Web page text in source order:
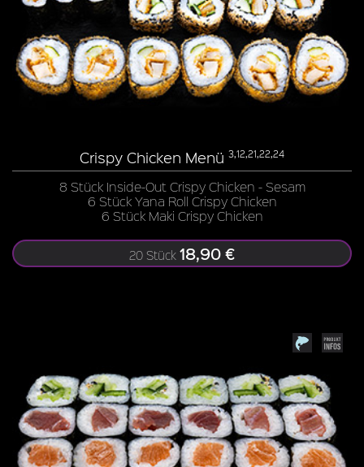
Crispy Chicken Menü 3,12,21,22,24
8 Stück Inside-Out Crispy Chicken - Sesam
6 Stück Yana Roll Crispy Chicken
6 Stück Maki Crispy Chicken
20 Stück 18,90 €